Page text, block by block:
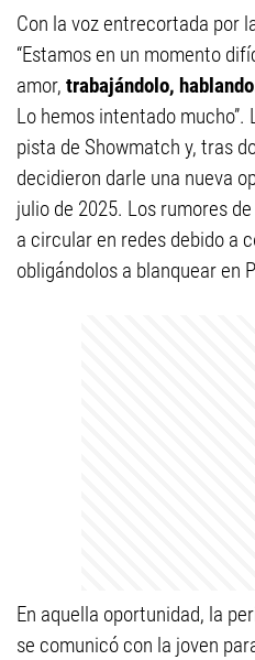
Con la voz entrecortada por
“Estamos en un momento
amor, trabajándolo,
Lo hemos intentado
pista de Showmatch y, tras
decidieron darle una nueva
julio de 2025. Los rumores
a circular en redes debido a
obligándolos a blanquear en
En aquella oportunidad, la
se comunicó con la joven